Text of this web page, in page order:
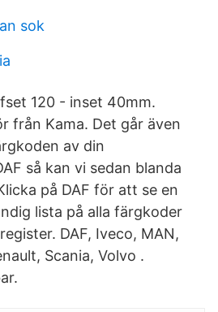
sok
120 - inset 40mm.
från Kama. Det går även
av din
så kan vi sedan blanda
på DAF för att se en
lista på alla färgkoder
DAF, Iveco, MAN,
Scania, Volvo .